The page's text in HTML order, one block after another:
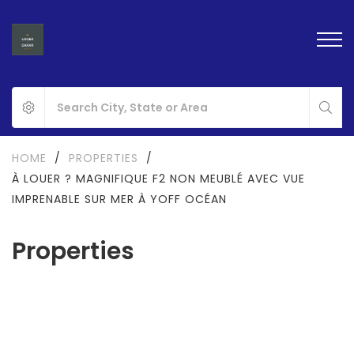
Properties
HOME / PROPERTIES
/
À LOUER ? MAGNIFIQUE F2 NON MEUBLÉ AVEC VUE
IMPRENABLE SUR MER À YOFF OCÉAN